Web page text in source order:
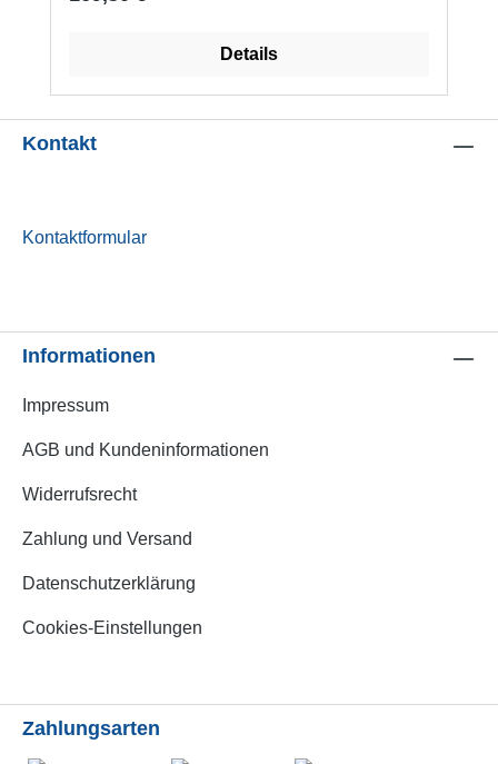
mm) schöner handgeschnitzter Springer
unterlegt Die Schachfiguren sind doppelt
Die passende Schachbrett-Feldgröße für
diese "Jaques Staunton Schachfiguren" ist
Details
Kontakt
Kontaktformular
Informationen
Impressum
AGB und Kundeninformationen
Widerrufsrecht
Zahlung und Versand
Datenschutzerklärung
Cookies-Einstellungen
Zahlungsarten